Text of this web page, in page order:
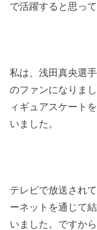
で活躍すると思って
私は、浅田真央選
のファンになりま
ィギュアスケート
いました。
テレビで放送され
ーネットを通じて
いました。ですか